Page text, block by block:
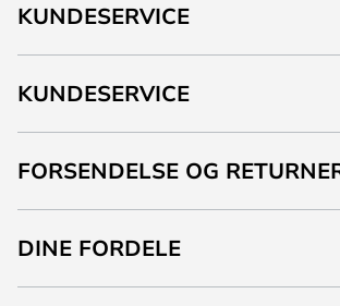
KUNDESERVICE
KUNDESERVICE
FORSENDELSE OG
DINE FORDELE